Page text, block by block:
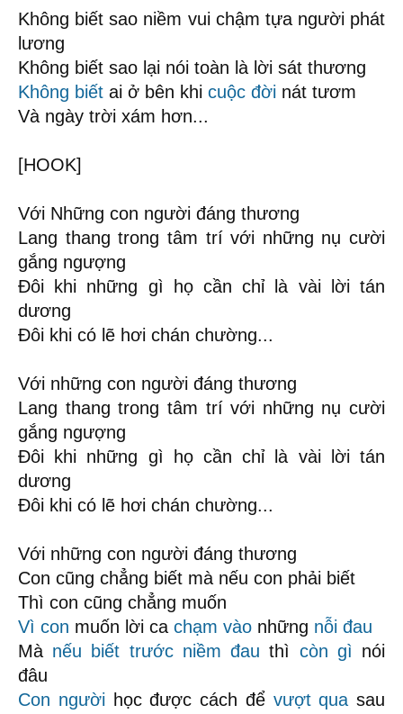
Không biết sao niềm vui chậm tựa người phát
lương
Không biết sao lại nói toàn là lời sát thương
Không biết ai ở bên khi cuộc đời nát tươm
Và ngày trời xám hơn...
[HOOK]
Với Những con người đáng thương
Lang thang trong tâm trí với những nụ cười
gắng ngượng
Đôi khi những gì họ cần chỉ là vài lời tán
dương
Đôi khi có lẽ hơi chán chường...
Với những con người đáng thương
Lang thang trong tâm trí với những nụ cười
gắng ngượng
Đôi khi những gì họ cần chỉ là vài lời tán
dương
Đôi khi có lẽ hơi chán chường...
Với những con người đáng thương
Con cũng chẳng biết mà nếu con phải biết
Thì con cũng chẳng muốn
Vì con muốn lời ca chạm vào những nỗi đau
Mà nếu biết trước niềm đau thì còn gì nói
đâu
Con người học được cách để vượt qua sau